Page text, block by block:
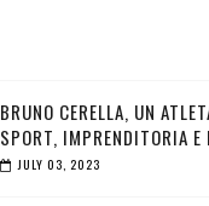
BRUNO CERELLA, UN
SPORT, IMPRENDITORIA
JULY 03, 2023